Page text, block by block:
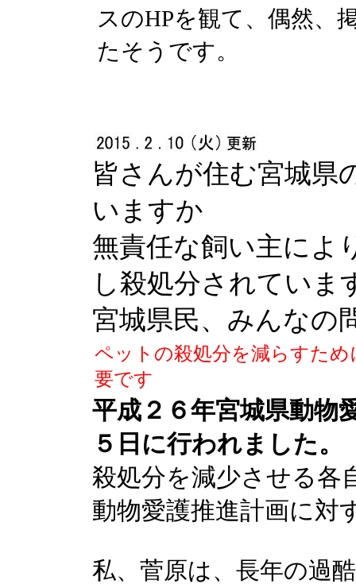
スのHPを観て、偶然、
たそうです。
皆さんが住む宮城県
いますか
無責任な飼い主によ
し殺処分されていま
宮城県民、みんなの
ペットの殺処分を減らすた
要です
平成２６年宮城県動物
５日に行われました。
殺処分を減少させる各
動物愛護推進計画に対
私、菅原は、長年の過